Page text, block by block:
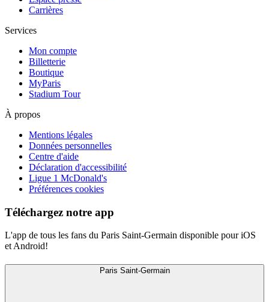
Carrières
Services
Mon compte
Billetterie
Boutique
MyParis
Stadium Tour
À propos
Mentions légales
Données personnelles
Centre d'aide
Déclaration d'accessibilité
Ligue 1 McDonald's
Préférences cookies
Téléchargez notre app
L'app de tous les fans du Paris Saint-Germain disponible pour iOS
et Android!
Paris Saint-Germain